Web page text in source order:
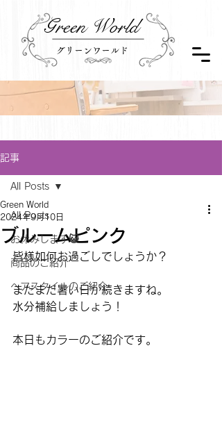
Green World
グリーンワールド
記事
All Posts
お休みします😺
商品のご紹介
ヘアスタイルのご紹介
All Posts
ブルームピンク
Green World
2024年9月10日
皆様如何お過ごしでしょうか？
まだまだ暑い日が続きますね。
水分補給しましょう！
本日もカラーのご紹介です。